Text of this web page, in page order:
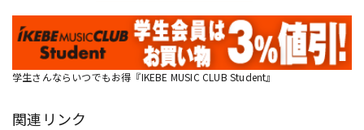
学生さんならいつでもお得『IKEBE MUSIC CLUB Student』
関連リンク